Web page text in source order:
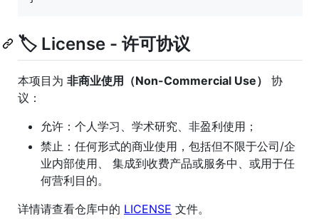
🏷️ License - 许可协议
本项目为 非商业使用（Non-Commercial Use）
协
议：
允许：个人学习、学术研究、非盈利使用；
禁止：任何形式的商业使用，包括但不限于公司/企
业内部使用、 集成到收费产品或服务中、或用于任
何营利目的。
详情请查看仓库中的 LICENSE 文件。